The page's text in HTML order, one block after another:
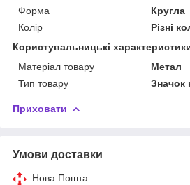
Форма
Кругла
Колір
Різні
Користувальницькі
Матеріал товару
Метал
Тип товару
Значок
Приховати
Умови доставки
Нова Пошта